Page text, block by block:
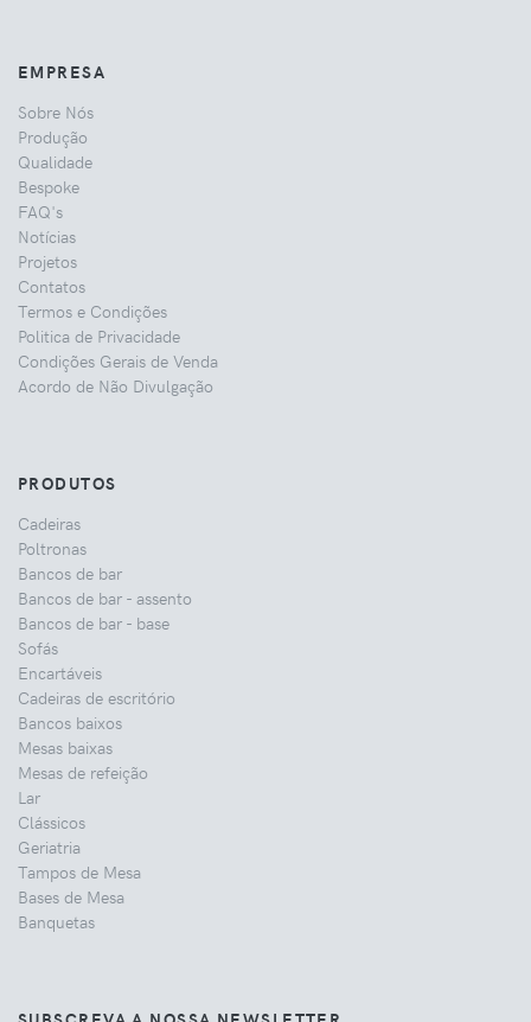
EMPRESA
Sobre Nós
Produção
Qualidade
Bespoke
FAQ's
Notícias
Projetos
Contatos
Termos e Condições
Politica de Privacidade
Condições Gerais de Venda
Acordo de Não Divulgação
PRODUTOS
Cadeiras
Poltronas
Bancos de bar
Bancos de bar - assento
Bancos de bar - base
Sofás
Encartáveis
Cadeiras de escritório
Bancos baixos
Mesas baixas
Mesas de refeição
Lar
Clássicos
Geriatria
Tampos de Mesa
Bases de Mesa
Banquetas